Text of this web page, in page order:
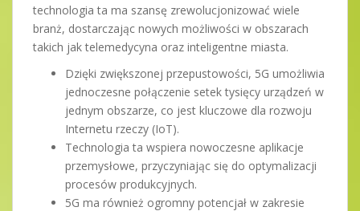
technologia ta ma szansę zrewolucjonizować wiele
branż, dostarczając nowych możliwości w obszarach
takich jak telemedycyna oraz inteligentne miasta.
Dzięki zwiększonej przepustowości, 5G umożliwia
jednoczesne połączenie setek tysięcy urządzeń w
jednym obszarze, co jest kluczowe dla rozwoju
Internetu rzeczy (IoT).
Technologia ta wspiera nowoczesne aplikacje
przemysłowe, przyczyniając się do optymalizacji
procesów produkcyjnych.
5G ma również ogromny potencjał w zakresie